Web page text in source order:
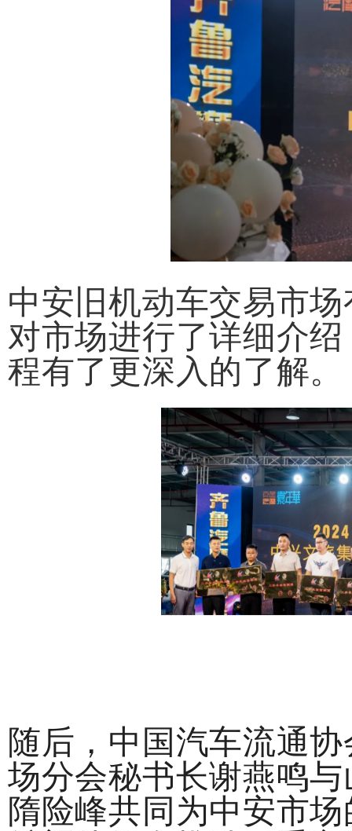
中安旧机动车交易市
对市场进行了详细介
程有了更深入的了解。
随后，中国汽车流通
场分会秘书长谢燕鸣
隋险峰共同为中安市